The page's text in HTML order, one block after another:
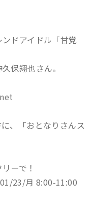
ドアイドル「甘党
保翔也さん。
、「おとなりさんス
ーで！
23/月 8:00-11:00